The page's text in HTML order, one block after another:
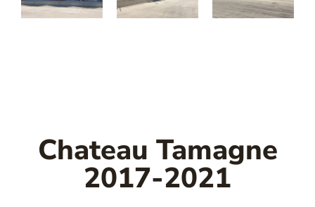
Chateau Tamagne
2017-2021